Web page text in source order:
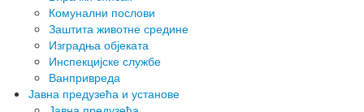
Комунални послови
Заштита животне средине
Изградња објеката
Инспекцијске службе
Ванпривреда
Јавна предузећа и установе